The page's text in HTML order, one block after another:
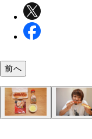
（１）舐
（２）の
（５）激
前へ